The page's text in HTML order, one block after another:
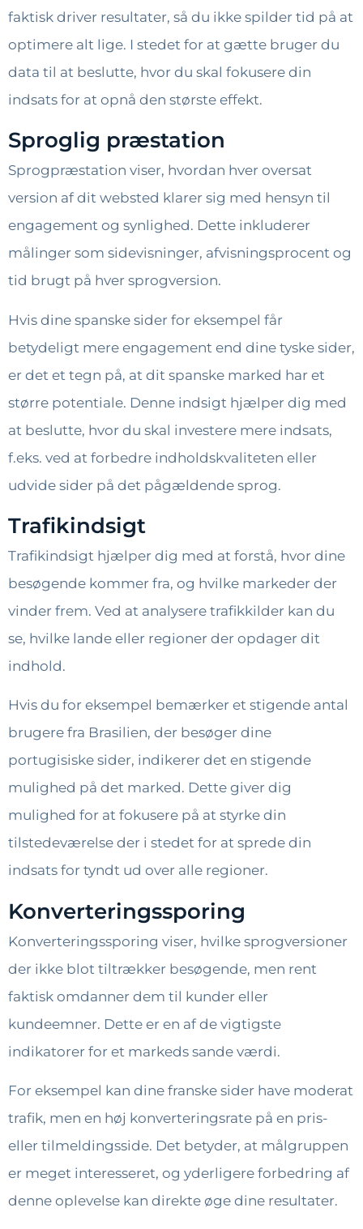
faktisk driver resultater, så du ikke spilder tid på at
optimere alt lige. I stedet for at gætte bruger du
data til at beslutte, hvor du skal fokusere din
indsats for at opnå den største effekt.
Sproglig præstation
Sprogpræstation viser, hvordan hver oversat
version af dit websted klarer sig med hensyn til
engagement og synlighed. Dette inkluderer
målinger som sidevisninger, afvisningsprocent og
tid brugt på hver sprogversion.
Hvis dine spanske sider for eksempel får
betydeligt mere engagement end dine tyske sider,
er det et tegn på, at dit spanske marked har et
større potentiale. Denne indsigt hjælper dig med
at beslutte, hvor du skal investere mere indsats,
f.eks. ved at forbedre indholdskvaliteten eller
udvide sider på det pågældende sprog.
Trafikindsigt
Trafikindsigt hjælper dig med at forstå, hvor dine
besøgende kommer fra, og hvilke markeder der
vinder frem. Ved at analysere trafikkilder kan du
se, hvilke lande eller regioner der opdager dit
indhold.
Hvis du for eksempel bemærker et stigende antal
brugere fra Brasilien, der besøger dine
portugisiske sider, indikerer det en stigende
mulighed på det marked. Dette giver dig
mulighed for at fokusere på at styrke din
tilstedeværelse der i stedet for at sprede din
indsats for tyndt ud over alle regioner.
Konverteringssporing
Konverteringssporing viser, hvilke sprogversioner
der ikke blot tiltrækker besøgende, men rent
faktisk omdanner dem til kunder eller
kundeemner. Dette er en af ​​de vigtigste
indikatorer for et markeds sande værdi.
For eksempel kan dine franske sider have moderat
trafik, men en høj konverteringsrate på en pris-
eller tilmeldingsside. Det betyder, at målgruppen
er meget interesseret, og yderligere forbedring af
denne oplevelse kan direkte øge dine resultater.